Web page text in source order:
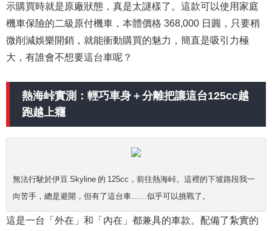
示購買時就是原廠狀態，真是太謎樣了。這款可以使用家庭
機車保險的二級原付機車，本體價格 368,000 日圓，只要稍
微削減娛樂開銷，就能衝動購買的魅力，簡直是吸引力極
大，有誰會不想要這台車呢？
熱海峠實測：輕巧車身＋分離把讓這台125cc越
跑越上癮
無法行駛於伊豆 Skyline 的 125cc，前往熱海峠。這裡的下坡路段我一
向苦手，總是避開，但有了這台車……似乎可以挑戰了。
這是一台「外在」和「內在」都兼具的車款。配備了紮實的